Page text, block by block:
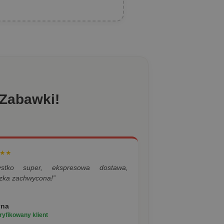
super, ekspresowa dostawa,
zachwycona!”
klient